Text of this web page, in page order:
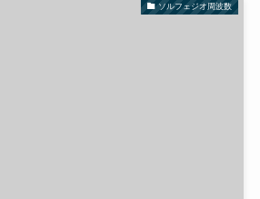
ソルフェジオ周波数